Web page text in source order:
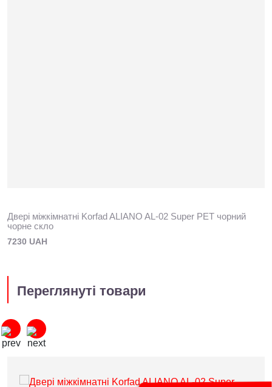
Двері міжкімнатні Korfad ALIANO AL-02 Super PET чорний
чорне скло
7230 UAH
Переглянуті товари